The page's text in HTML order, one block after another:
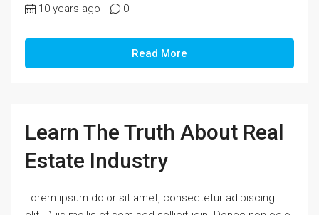
10 years ago 0
Read More
Learn The Truth About Real
Estate Industry
Lorem ipsum dolor sit amet, consectetur adipiscing